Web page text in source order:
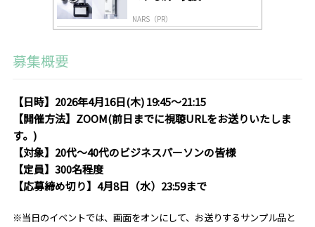
NARS（PR）
募集概要
【日時】2026年4月16日(木) 19:45～21:15
【開催方法】ZOOM(前日までに視聴URLをお送りいたしま
す。)
【対象】20代～40代のビジネスパーソンの皆様
【定員】300名程度
【応募締め切り】4月8日（水）23:59まで
※当日のイベントでは、画面をオンにして、お送りするサンプル品と